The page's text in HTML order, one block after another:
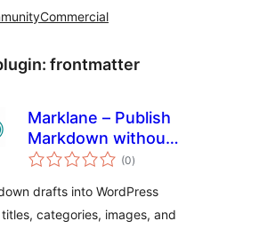
Commercial
frontmatter
Marklane – Publish
Markdown without
the post editor.
(0total
de
)
drafts into WordPress
categories, images, and